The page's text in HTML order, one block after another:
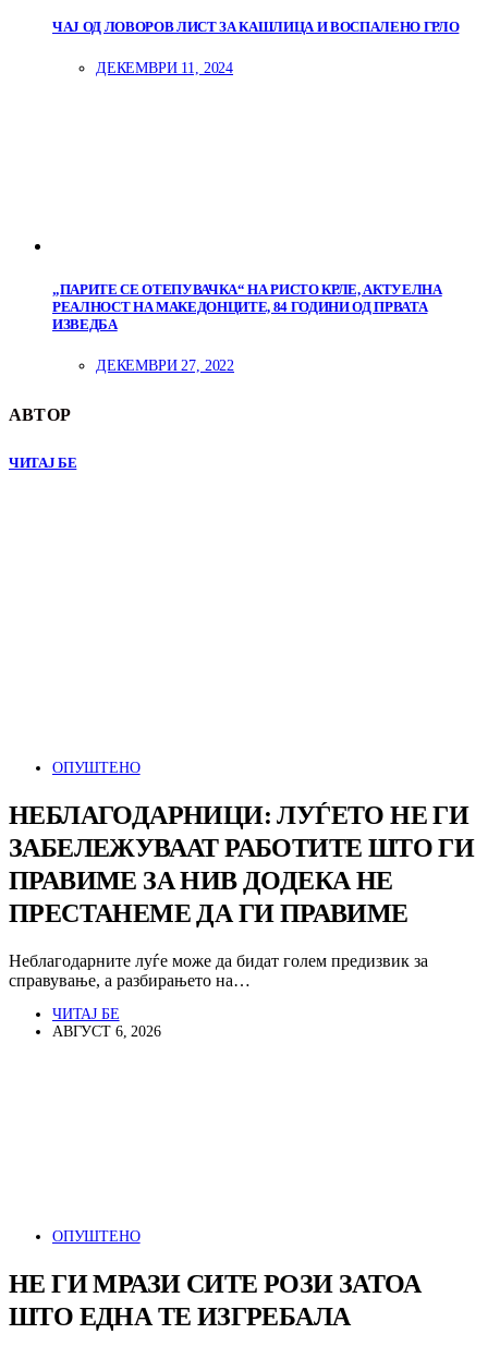
ЧАЈ ОД ЛОВОРОВ ЛИСТ ЗА КАШЛИЦА И ВОСПАЛЕНО ГРЛО
ДЕКЕМВРИ 11, 2024
„ПАРИТЕ СЕ ОТЕПУВАЧКА“ НА РИСТО КРЛЕ, АКТУЕЛНА
РЕАЛНОСТ НА МАКЕДОНЦИТЕ, 84 ГОДИНИ ОД ПРВАТА
ИЗВЕДБА
ДЕКЕМВРИ 27, 2022
АВТОР
ЧИТАЈ БЕ
ОПУШТЕНО
НЕБЛАГОДАРНИЦИ: ЛУЃЕТО НЕ ГИ
ЗАБЕЛЕЖУВААТ РАБОТИТЕ ШТО ГИ
ПРАВИМЕ ЗА НИВ ДОДЕКА НЕ
ПРЕСТАНЕМЕ ДА ГИ ПРАВИМЕ
Неблагодарните луѓе може да бидат голем предизвик за
справување, а разбирањето на…
ЧИТАЈ БЕ
АВГУСТ 6, 2026
ОПУШТЕНО
НЕ ГИ МРАЗИ СИТЕ РОЗИ ЗАТОА
ШТО ЕДНА ТЕ ИЗГРЕБАЛА